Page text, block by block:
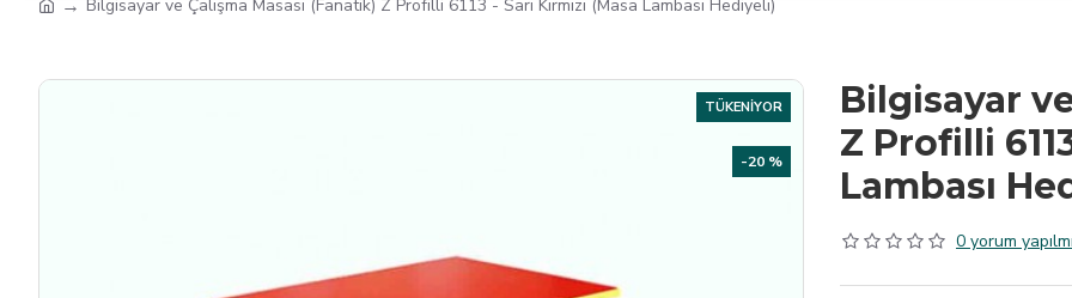
Bilgisayar ve Çalışma Masası (Fanatik) Z Profilli 6113 - Sarı Kırmızı (Masa Lambası Hediyelı)
TÜKENIYOR
-20 %
Bilgisayar
Z Profilli
Lambası
0 yorum